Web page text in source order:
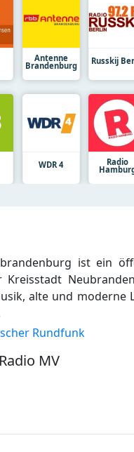
Antenne
Brandenburg Russkij
WDR 4 Radio
ist ein
alte und moderne
Rundfunk
MV